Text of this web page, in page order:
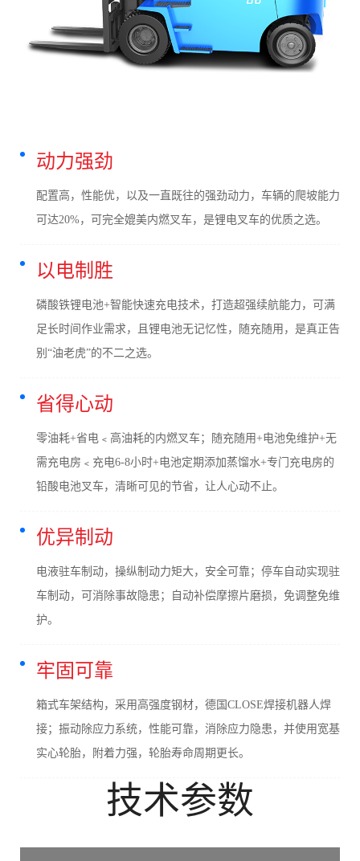
动力强劲
配置高，性能优，以及一直既往的强劲动力，车辆的爬坡能力
可达20%，可完全媲美内燃叉车，是锂电叉车的优质之选。
以电制胜
磷酸铁锂电池+智能快速充电技术，打造超强续航能力，可满
足长时间作业需求，且锂电池无记忆性，随充随用，是真正告
别“油老虎”的不二之选。
省得心动
零油耗+省电﹤高油耗的内燃叉车；随充随用+电池免维护+无
需充电房﹤充电6-8小时+电池定期添加蒸馏水+专门充电房的
铅酸电池叉车，清晰可见的节省，让人心动不止。
优异制动
电液驻车制动，操纵制动力矩大，安全可靠；停车自动实现驻
车制动，可消除事故隐患；自动补偿摩擦片磨损，免调整免维
护。
牢固可靠
箱式车架结构，采用高强度钢材，德国CLOSE焊接机器人焊
接；振动除应力系统，性能可靠，消除应力隐患，并使用宽基
实心轮胎，附着力强，轮胎寿命周期更长。
技术参数